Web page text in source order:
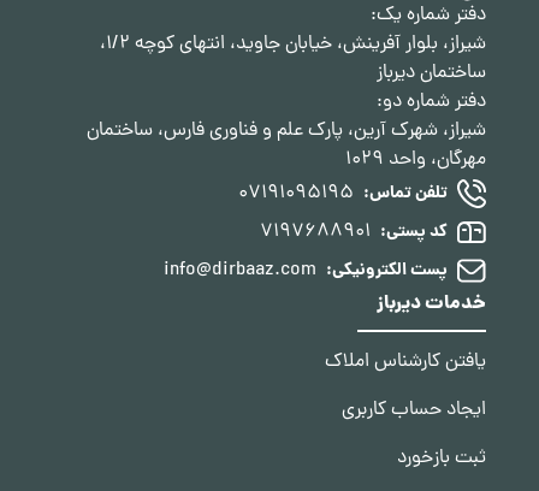
دفتر شماره یک:
شیراز، بلوار آفرینش، خیابان جاوید، انتهای کوچه 1/2،
ساختمان دیرباز
دفتر شماره دو:
شیراز، شهرک آرین، پارک علم و فناوری فارس، ساختمان
مهرگان، واحد 1029
تلفن تماس: 07191095195
کد پستی: 7197688901
پست الکترونیکی: info@dirbaaz.com
خدمات دیرباز
یافتن کارشناس املاک
ایجاد حساب کاربری
ثبت بازخورد